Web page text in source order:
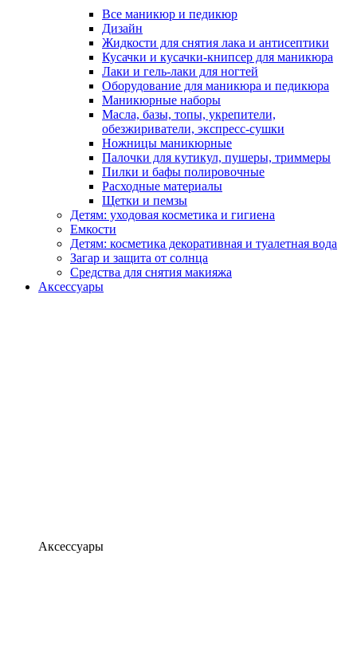
Все маникюр и педикюр
Дизайн
Жидкости для снятия лака и антисептики
Кусачки и кусачки-книпсер для маникюра
Лаки и гель-лаки для ногтей
Оборудование для маникюра и педикюра
Маникюрные наборы
Масла, базы, топы, укрепители,
обезжириватели, экспресс-сушки
Ножницы маникюрные
Палочки для кутикул, пушеры, триммеры
Пилки и бафы полировочные
Расходные материалы
Щетки и пемзы
Детям: уходовая косметика и гигиена
Емкости
Детям: косметика декоративная и туалетная вода
Загар и защита от солнца
Средства для снятия макияжа
Аксессуары
Аксессуары